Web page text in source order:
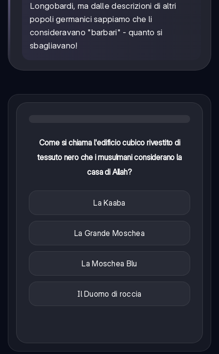
Longobardi, ma dalle descrizioni di altri
popoli germanici sappiamo che li
consideravano "barbari" - quanto si
sbagliavano!
Come si chiama l'edificio cubico rivestito di
tessuto nero che i musulmani considerano la
casa di Allah?
La Kaaba
La Grande Moschea
La Moschea Blu
Il Duomo di roccia